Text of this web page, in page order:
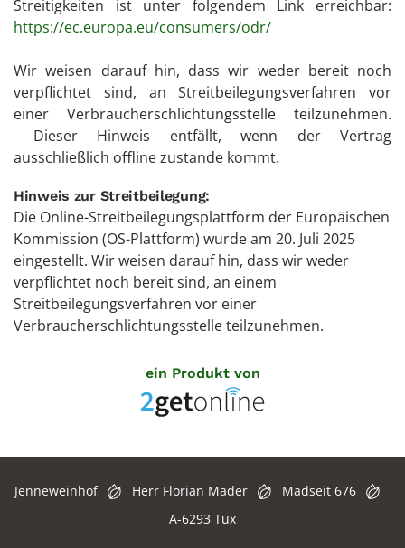
Streitigkeiten ist unter folgendem Link erreichbar:
https://ec.europa.eu/consumers/odr/
Wir weisen darauf hin, dass wir weder bereit noch
verpflichtet sind, an Streitbeilegungsverfahren vor
einer Verbraucherschlichtungsstelle teilzunehmen.
Dieser Hinweis entfällt, wenn der Vertrag
ausschließlich offline zustande kommt.
Hinweis zur Streitbeilegung:
Die Online-Streitbeilegungsplattform der Europäischen
Kommission (OS-Plattform) wurde am 20. Juli 2025
eingestellt. Wir weisen darauf hin, dass wir weder
verpflichtet noch bereit sind, an einem
Streitbeilegungsverfahren vor einer
Verbraucherschlichtungsstelle teilzunehmen.
ein Produkt von
Jenneweinhof Herr Florian Mader
Madseit 676
A-6293 Tux